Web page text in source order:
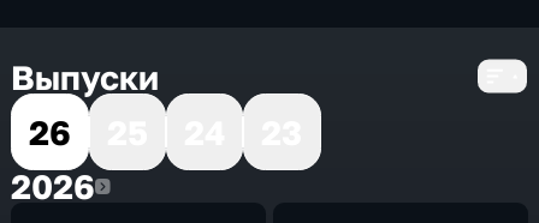
Выпуски
26
20262026